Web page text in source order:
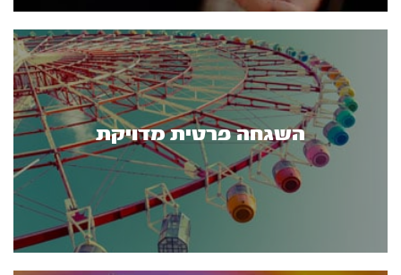
השגחה פרטית מדויקת